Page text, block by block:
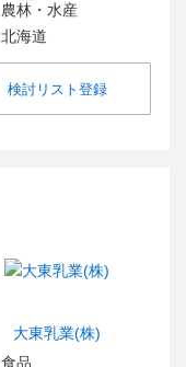
農林・水産
北海道
検討リスト登録
大東乳業(株)
食品